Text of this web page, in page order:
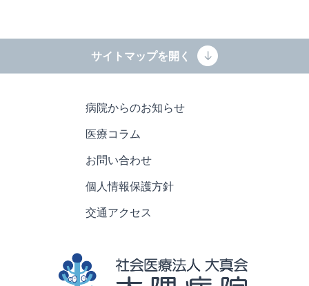
放射線科
パーキンソン病・DBS治療
肩肘関節・スポーツ整形外科外来
脳動脈瘤・頸動脈疾患専門外来
膝関節・スポーツ整形外科外来
リハビリテーション科
サイトマップを開く
病院からのお知らせ
医療コラム
お問い合わせ
個人情報保護方針
交通アクセス